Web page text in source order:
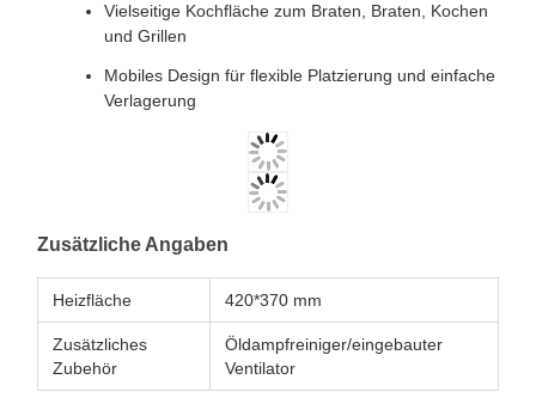
Vielseitige Kochfläche zum Braten, Braten, Kochen
und Grillen
Mobiles Design für flexible Platzierung und einfache
Verlagerung
Zusätzliche Angaben
Heizfläche 420*370 mm
Zusätzliches
Zubehör
Öldampfreiniger/eingebauter
Ventilator